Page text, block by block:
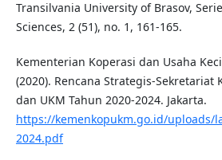
Transilvania University of Brasov,
Sciences, 2 (51), no. 1, 161-165.
Kementerian Koperasi dan Usaha
(2020). Rencana Strategis-Sekretariat
dan UKM Tahun 2020-2024. Jakarta.
https://kemenkopukm.go.id/uploads/
2024.pdf